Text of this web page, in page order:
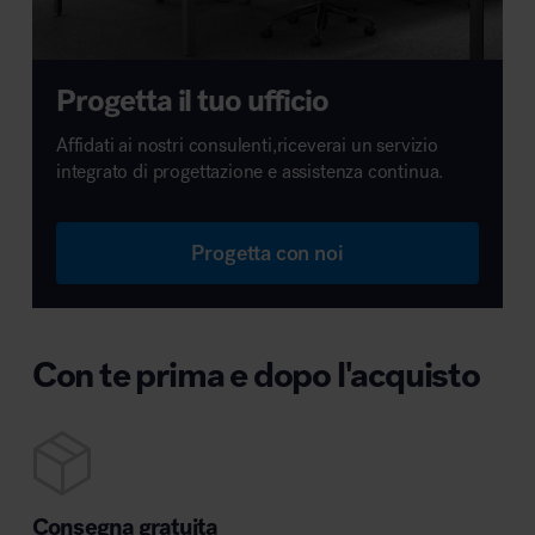
Progetta il tuo ufficio
Affidati ai nostri consulenti,riceverai un servizio
integrato di progettazione e assistenza continua.
Progetta con noi
Con te prima e dopo l'acquisto
Consegna gratuita